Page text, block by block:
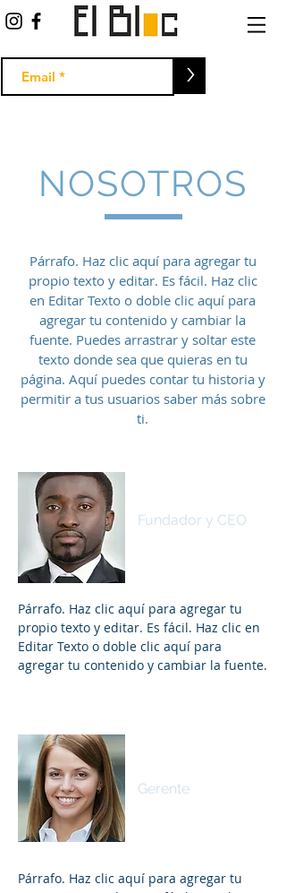
>
NOSOTROS
Párrafo. Haz clic aquí para agregar tu
propio texto y editar. Es fácil. Haz clic
en Editar Texto o doble clic aquí para
agregar tu contenido y cambiar la
fuente. Puedes arrastrar y soltar este
texto donde sea que quieras en tu
página. Aquí puedes contar tu historia y
permitir a tus usuarios saber más sobre
ti.
Fundador y CEO
Párrafo. Haz clic aquí para agregar tu
propio texto y editar. Es fácil. Haz clic en
Editar Texto o doble clic aquí para
agregar tu contenido y cambiar la fuente.
Gerente
Párrafo. Haz clic aquí para agregar tu